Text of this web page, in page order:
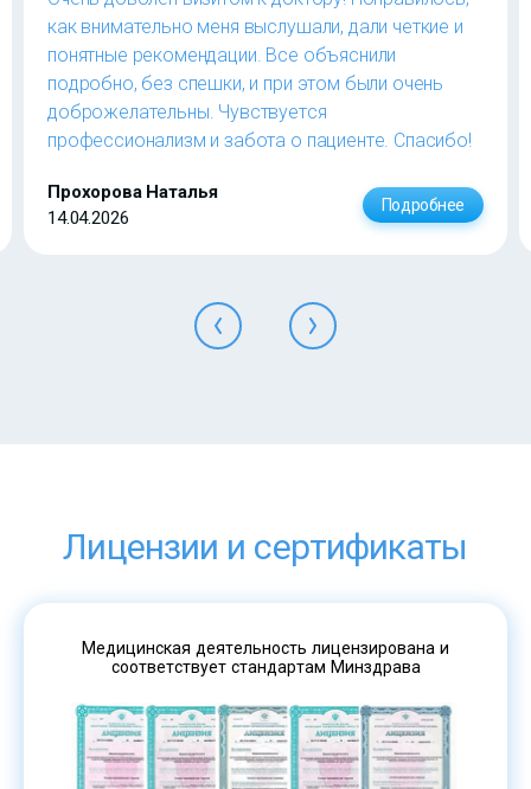
как внимательно меня выслушали, дали четкие и
понятные рекомендации. Все объяснили
подробно, без спешки, и при этом были очень
доброжелательны. Чувствуется
профессионализм и забота о пациенте. Спасибо!
Прохорова Наталья
14.04.2026
Подробнее
Лицензии и сертификаты
Медицинская деятельность лицензирована и
соответствует стандартам Минздрава